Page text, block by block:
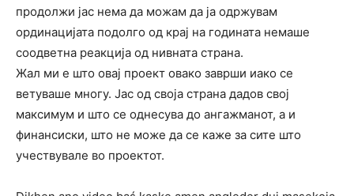
продолжи јас нема да можам да ја одржувам
ординацијата подолго од крај на годината немаше
соодветна реакција од нивната страна.
Жал ми е што овај проект овако заврши иако се
ветуваше многу. Јас од своја страна дадов свој
максимум и што се однесува до ангажманот, а и
финансиски, што не може да се каже за сите што
учествувале во проектот.